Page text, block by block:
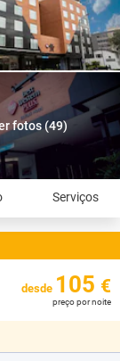
fotos (49)
Serviços
desde 105 €
preço por noite